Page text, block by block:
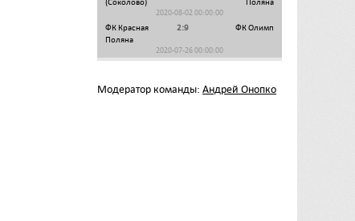
(Соколово)
Поляна
2020-08-02 00:00:00
ФК Красная
Поляна
2:9 ФК Олимп
2020-07-26 00:00:00
Модератор команды: Андрей Онопко